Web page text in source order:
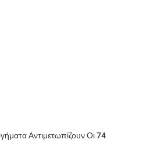
Αντιμετωπίζουν Οι 74